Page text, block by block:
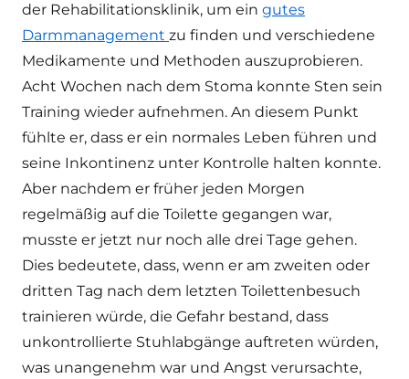
der Rehabilitationsklinik, um ein gutes
Darmmanagement zu finden und verschiedene
Medikamente und Methoden auszuprobieren.
Acht Wochen nach dem Stoma konnte Sten sein
Training wieder aufnehmen. An diesem Punkt
fühlte er, dass er ein normales Leben führen und
seine Inkontinenz unter Kontrolle halten konnte.
Aber nachdem er früher jeden Morgen
regelmäßig auf die Toilette gegangen war,
musste er jetzt nur noch alle drei Tage gehen.
Dies bedeutete, dass, wenn er am zweiten oder
dritten Tag nach dem letzten Toilettenbesuch
trainieren würde, die Gefahr bestand, dass
unkontrollierte Stuhlabgänge auftreten würden,
was unangenehm war und Angst verursachte,